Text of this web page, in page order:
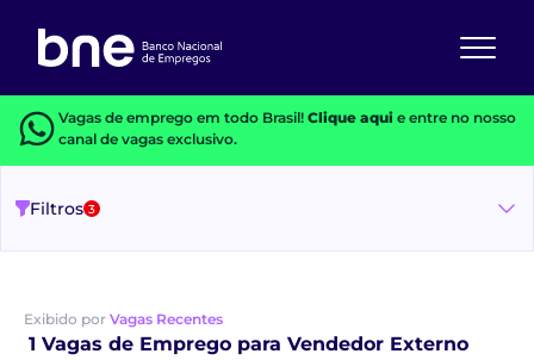
Vagas de emprego em todo Brasil! Clique aquie entre no nosso
canal de vagas exclusivo.
Filtros 3
Exibido por Vagas Recentes
1 Vagas de Emprego para Vendedor Externo